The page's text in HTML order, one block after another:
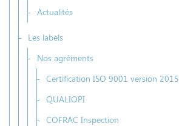
Actualités
Les labels
Nos agréments
Certification ISO 9001 version 2015
QUALIOPI
COFRAC Inspection